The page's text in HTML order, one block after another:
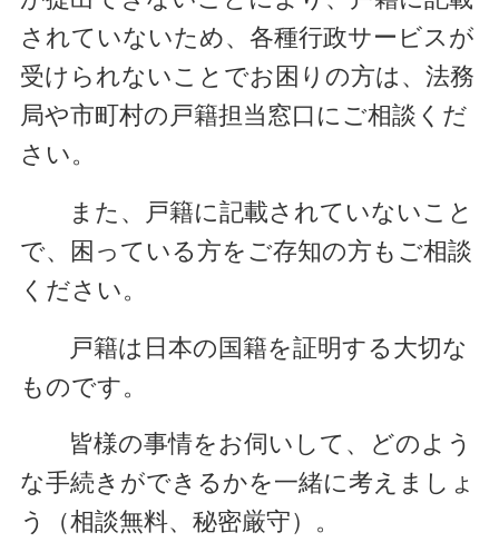
されていないため、各種行政サービスが
受けられないことでお困りの方は、法務
局や市町村の戸籍担当窓口にご相談くだ
さい。
また、戸籍に記載されていないこと
で、困っている方をご存知の方もご相談
ください。
戸籍は日本の国籍を証明する大切な
ものです。
皆様の事情をお伺いして、どのよう
な手続きができるかを一緒に考えましょ
う（相談無料、秘密厳守）。